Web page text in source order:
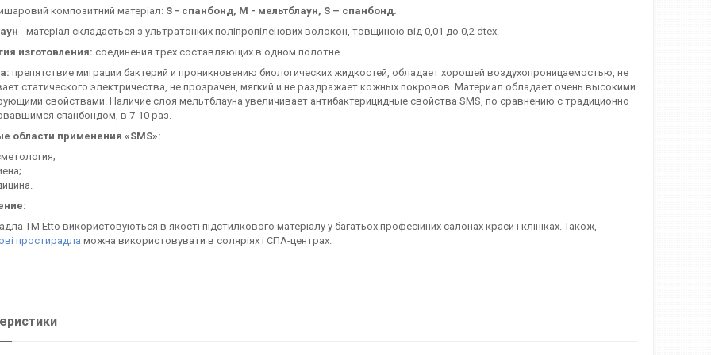
композитний матеріал: S - спанбонд, M - мельтблаун, S – спанбонд.
- матеріал складається з ультратонких поліпропіленових волокон, товщиною від 0,01 до 0,2 dtex.
изготовления: соединения трех составляющих в одном полотне.
препятствие миграции бактерий и проникновению биологических жидкостей, обладает хорошей воздухопроницаемостью, не
статического электричества, не прозрачен, мягкий и не раздражает кожных покровов. Материал обладает очень высокими
свойствами. Наличие слоя мельтблауна увеличивает антибактерицидные свойства SMS, по сравнению с традиционно
спанбондом, в 7-10 раз.
области применения «SMS»:
ТМ Etto використовуються в якості підстилкового матеріалу у багатьох професійних салонах краси і клініках. Також,
простирадла можна використовувати в соляріях і СПА-центрах.